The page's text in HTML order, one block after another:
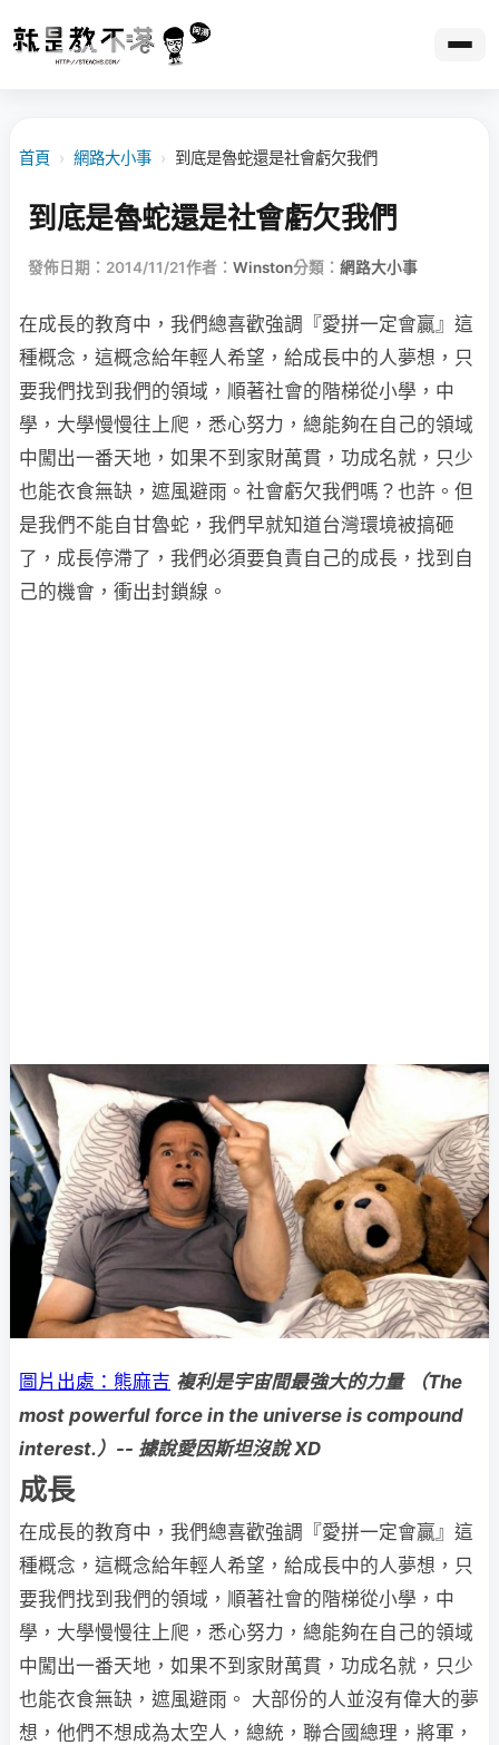
首頁 › 網路大小事 › 到底是魯蛇還是社會虧欠我們
到底是魯蛇還是社會虧欠我們
發佈日期：2014/11/21作者： Winston分類： 網路大小事
在成長的教育中，我們總喜歡強調『愛拼一定會贏』這
種概念，這概念給年輕人希望，給成長中的人夢想，只
要我們找到我們的領域，順著社會的階梯從小學，中
學，大學慢慢往上爬，悉心努力，總能夠在自己的領域
中闖出一番天地，如果不到家財萬貫，功成名就，只少
也能衣食無缺，遮風避雨。社會虧欠我們嗎？也許。但
是我們不能自甘魯蛇，我們早就知道台灣環境被搞砸
了，成長停滯了，我們必須要負責自己的成長，找到自
己的機會，衝出封鎖線。
圖片出處：熊麻吉 複利是宇宙間最強大的力量
（The
most powerful force in the universe is compound
interest.）-- 據說愛因斯坦沒說 XD
成長
在成長的教育中，我們總喜歡強調『愛拼一定會贏』這
種概念，這概念給年輕人希望，給成長中的人夢想，只
要我們找到我們的領域，順著社會的階梯從小學，中
學，大學慢慢往上爬，悉心努力，總能夠在自己的領域
中闖出一番天地，如果不到家財萬貫，功成名就，只少
也能衣食無缺，遮風避雨。 大部份的人並沒有偉大的夢
想，他們不想成為太空人，總統，聯合國總理，將軍，